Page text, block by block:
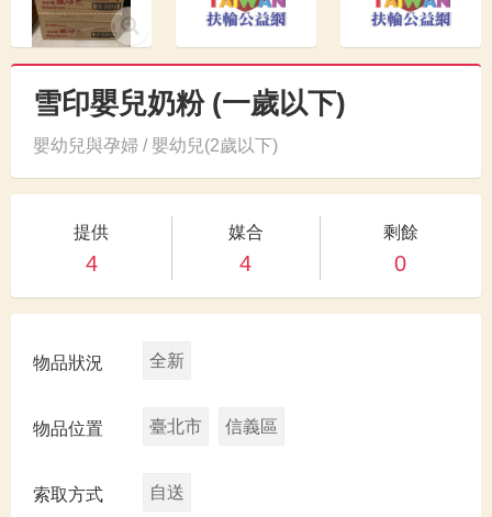
雪印嬰兒奶粉 (一歲以下)
嬰幼兒與孕婦 / 嬰幼兒(2歲以下)
提供
4
媒合
4
剩餘
0
物品狀況 全新
物品位置 臺北市 信義區
索取方式 自送